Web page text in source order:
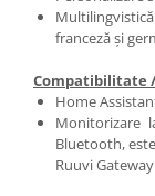
franceză și
Compatibilitate
Home
Monitorizare
Bluetooth,
Ruuvi